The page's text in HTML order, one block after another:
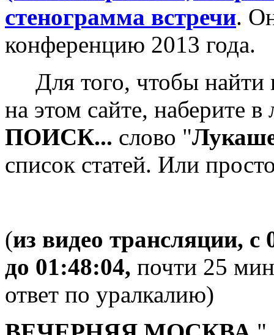
стенограмма встречи.
конференцию 2013 года.
Для того, чтобы найти
на этом сайте, наберите
ПОИСК... слово "
список статей. Или
(из видео трансляции, с
до 01:48:04, почти 25
ответ по уралкалию)